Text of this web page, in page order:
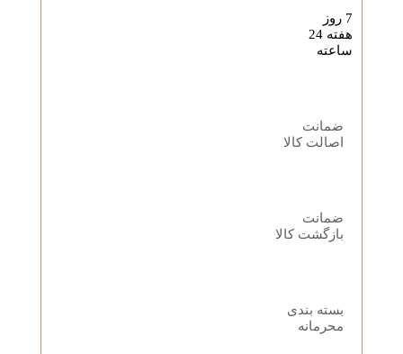
هفته 24
ساعته
ضمانت
اصالت کالا
ضمانت
بازگشت کالا
بسته بندی
محرمانه